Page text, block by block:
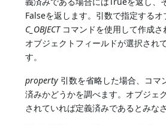
Falseを返します。引数で指定するオ
C_OBJECTコマンドを使用して作成さ
オブジェクトフィールドが選択され
す。
property 引数を省略した場合、コマ
済みかどうかを調べます。オブジェ
されていれば定義済みであるとみな